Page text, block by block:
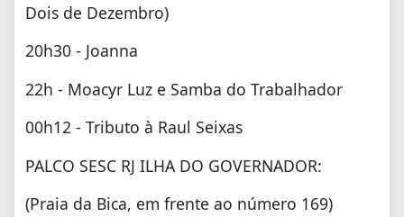
Dois de Dezembro)
20h30 - Joanna
22h - Moacyr Luz e Samba do Trabalhador
00h12 - Tributo à Raul Seixas
PALCO SESC RJ ILHA DO GOVERNADOR:
(Praia da Bica, em frente ao número 169)